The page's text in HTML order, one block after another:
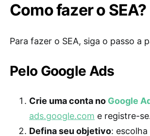
Como fazer o SEA?
Para fazer o SEA, siga o passo a
Pelo Google Ads
Crie uma conta no Google
ads.google.com e registre-
Defina seu objetivo: